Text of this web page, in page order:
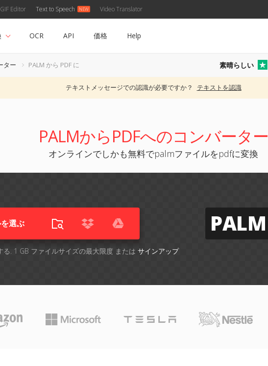
GIF Editor Text to Speech Video Translator
OCR API 価格 Help
ター PALM から PDF に 素晴らしい
テキストメッセージでの認識が必要ですか？ テキストを認識
PALMからPDFへのコンバーター
オンラインでしかも無料でpalmファイルをpdfに変換
選ぶ
. 1 GB ファイルサイズの最大限度 または サインアップ
PALM